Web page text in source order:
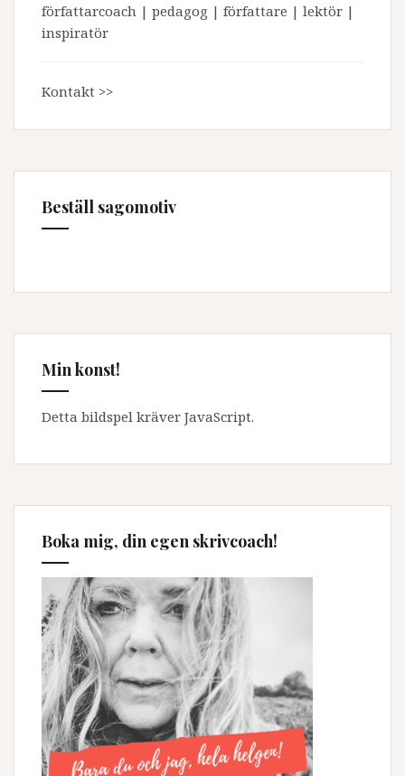
författarcoach | pedagog | författare | lektör |
inspiratör
Kontakt >>
Beställ sagomotiv
Min konst!
Detta bildspel kräver JavaScript.
Boka mig, din egen skrivcoach!